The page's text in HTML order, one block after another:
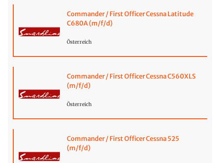
Commander / First Officer Cessna Latitude
C680A (m/f/d)
Österreich
Commander / First Officer Cessna C560XLS
(m/f/d)
Österreich
Commander / First Officer Cessna 525
(m/f/d)